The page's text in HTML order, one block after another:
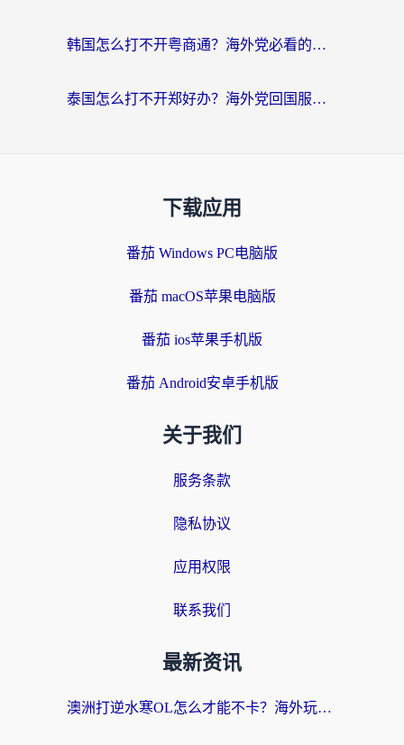
韩国怎么打不开粤商通？海外党必看的回国加速器选择指南（附加拿大农行俄罗斯有缘网解决方案）
泰国怎么打不开郑好办？海外党回国服务+影音追剧全搞定的实用指南
下载应用
番茄 Windows PC电脑版
番茄 macOS苹果电脑版
番茄 ios苹果手机版
番茄 Android安卓手机版
关于我们
服务条款
隐私协议
应用权限
联系我们
最新资讯
澳洲打逆水寒OL怎么才能不卡？海外玩家国服游戏加速终极指南（附梦幻模拟战地铁跑酷解决办法）